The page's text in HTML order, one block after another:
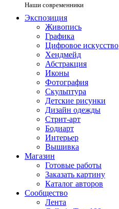
Наши современники
Экспозиция
Живопись
Графика
Цифровое искусство
Хендмейд
Абстракция
Иконы
Фотография
Скульптура
Детские рисунки
Дизайн одежды
Стрит-арт
Бодиарт
Интерьер
Вышивка
Магазин
Готовые работы
Заказать картину
Каталог авторов
Сообщество
Лента